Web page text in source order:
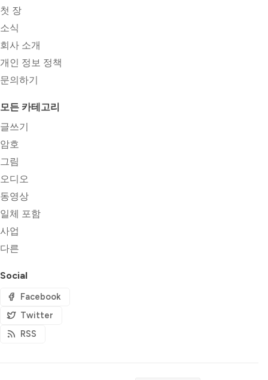
첫 장
소식
회사 소개
개인 정보 정책
문의하기
모든 카테고리
글쓰기
암호
그림
오디오
동영상
일체 포함
사업
다른
Social
Facebook
Twitter
RSS